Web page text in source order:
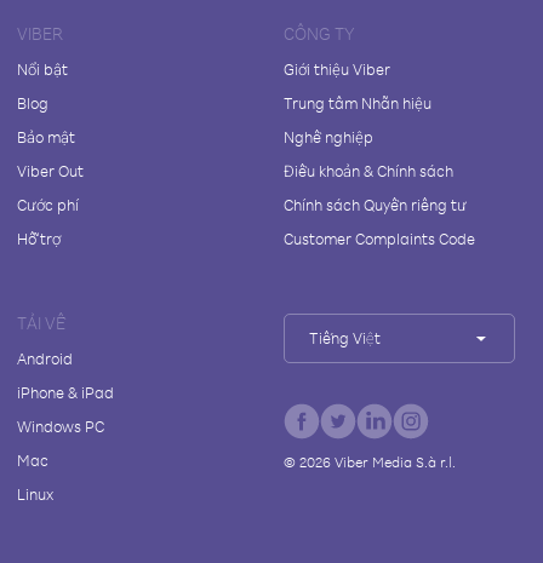
VIBER
Nổi bật
Blog
Bảo mật
Viber Out
Cước phí
Hỗ trợ
CÔNG TY
Giới thiệu Viber
Trung tâm Nhãn hiệu
Nghề nghiệp
Điều khoản & Chính sách
Chính sách Quyền riêng tư
Customer Complaints Code
TẢI VỀ
Android
iPhone & iPad
Windows PC
Mac
Linux
Tiếng Việt
© 2026Viber Media S.à r.l.